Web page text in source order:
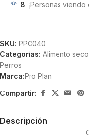
8 ¡Personas
SKU: PPC040
Categorías: Alimento
Perros
Marca:Pro Plan
Compartir:
Descripción